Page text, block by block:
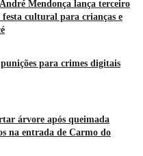
Mendonça lança terceiro
cultural para crianças e
para crimes digitais
árvore após queimada
na entrada de Carmo do